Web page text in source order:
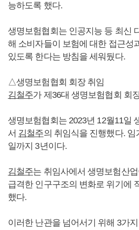
능하도록 했다.
생명보험협회는 인공지능 등 최신
해 소비자들이 보험에 대한 접근성
있도록 한다는 방침을 세워뒀다.
△생명보험협회 회장 취임
김철주가 제36대 생명보험협회 회
생명보험협회는 2023년 12월11일
서 김철주의 취임식을 진행했다. 임
일까지 3년이다.
김철주는 취임사에서 생명보험산
급격한 인구구조의 변화로 위기에
했다.
이러한 난관을 넘어서기 위해 3가